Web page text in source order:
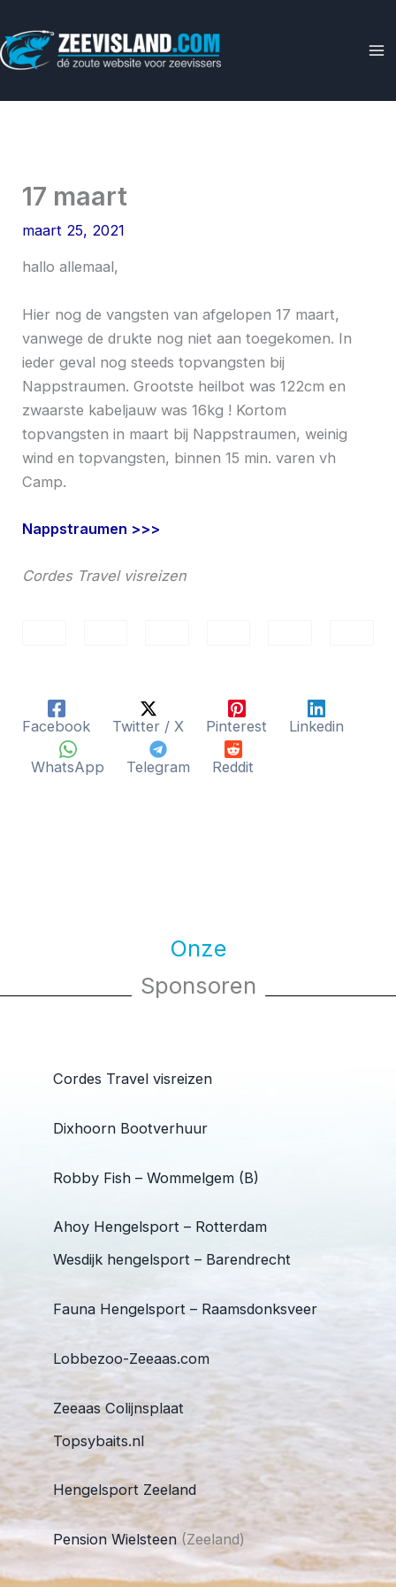
naar
de
17 maart
maart 25, 2021
hallo allemaal,
Hier nog de vangsten van afgelopen 17 maart,
vanwege de drukte nog niet aan toegekomen. In
ieder geval nog steeds topvangsten bij
Nappstraumen. Grootste heilbot was 122cm en
zwaarste kabeljauw was 16kg ! Kortom
topvangsten in maart bij Nappstraumen, weinig
wind en topvangsten, binnen 15 min. varen vh
Camp.
Nappstraumen >>>
Cordes Travel visreizen
Facebook Twitter / X Pinterest Linkedin
WhatsApp Telegram Reddit
Onze
Sponsoren
Cordes Travel visreizen
Dixhoorn Bootverhuur
Robby Fish – Wommelgem (B)
Ahoy Hengelsport – Rotterdam
Wesdijk hengelsport – Barendrecht
Fauna Hengelsport – Raamsdonksveer
Lobbezoo-Zeeaas.com
Zeeaas Colijnsplaat
Topsybaits.nl
Hengelsport Zeeland
Pension Wielsteen (Zeeland)